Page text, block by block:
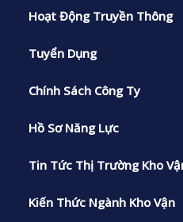
Hoạt Động Truyền Thông
Tuyển Dụng
Chính Sách Công Ty
Hồ Sơ Năng Lực
Tin Tức Thị Trường Kho
Kiến Thức Ngành Kho Vận